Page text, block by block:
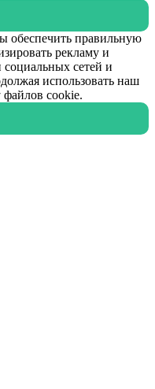
обеспечить правильную
рекламу и
сетей и
использовать наш
файлов cookie.